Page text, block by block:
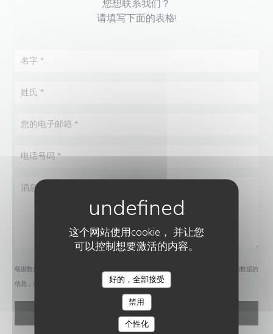
这个网站使用cookie， 并让您
可以控制想要激活的内容。
好的，全部接受
禁用
个性化
您想联系我们？
请填写下面的表格!
根据数据保护法规，您有权拒绝接收营销电话。如需了解更多关于我们如何处理您的数据的
信息，请查看我们的
LE CHIEN FOU